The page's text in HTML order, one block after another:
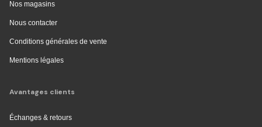
Nos magasins
Nous contacter
Conditions générales de vente
Mentions légales
Avantages clients
Échanges & retours